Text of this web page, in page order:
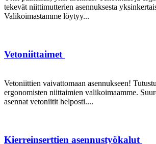
tekevät niittimutterien asennuksesta
Valikoimastamme löytyy...
Vetoniittaimet
Vetoniittien vaivattomaan asennukseen!
ergonomisten niittaimien valikoimaamme.
asennat vetoniitit helposti....
Kierreinserttien asennustyökalut